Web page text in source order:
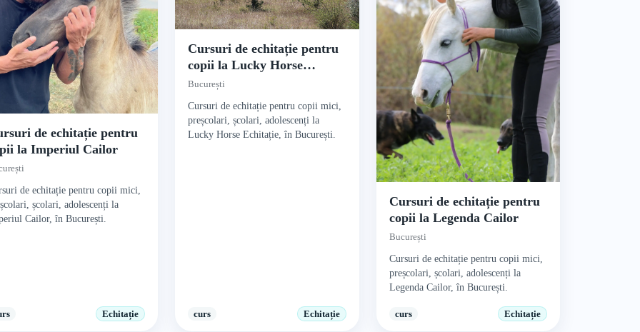
de echitație pentru
la Imperiul Cailor
de echitație pentru copii mici,
școlari, adolescenți la
Cailor, în București.
Echitație
Cursuri de echitație pentru
copii la Lucky Horse
Echitație
București
Cursuri de echitație pentru copii mici,
preșcolari, școlari, adolescenți la
Lucky Horse Echitație, în București.
curs Echitație
Cursuri de echitație pentru
copii la Legenda Cailor
București
Cursuri de echitație pentru copii mici,
preșcolari, școlari, adolescenți la
Legenda Cailor, în București.
curs Echitație